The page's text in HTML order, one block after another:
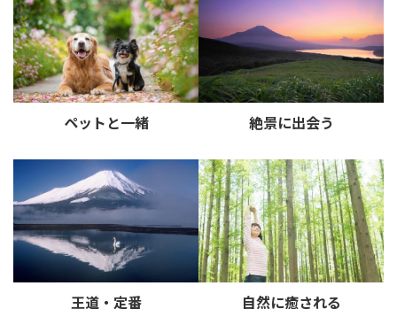
ペットと一緒 絶景に出会う
王道・定番 自然に癒される